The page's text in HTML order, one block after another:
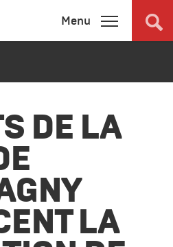
Menu
Programmation
complète
DE LA
LA